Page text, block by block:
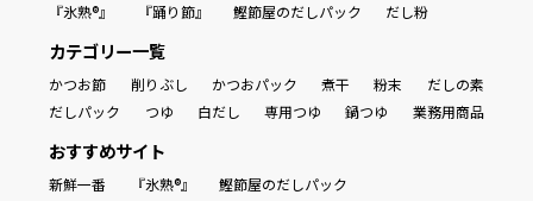
『氷熟®』
『踊り節』 鰹節屋のだしパック だし粉
カテゴリー一覧
かつお節 削りぶし かつおパック 煮干 粉末
だしの素
だしパック
つゆ 白だし 専用つゆ 鍋つゆ 業務用商品
おすすめサイト
新鮮一番 『氷熟®』 鰹節屋のだしパック